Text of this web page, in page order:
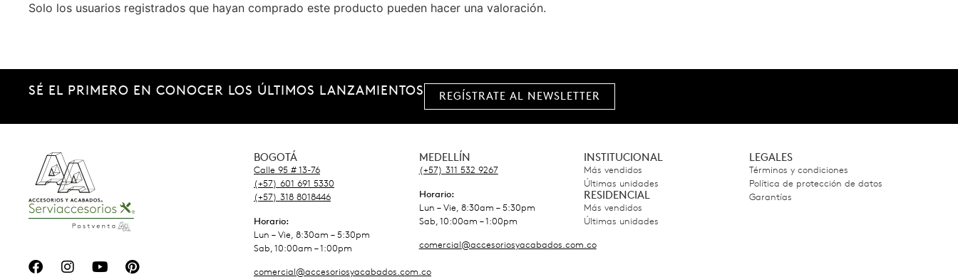
Solo los usuarios registrados que hayan comprado este producto pueden hacer una valoración.
SÉ EL PRIMERO EN CONOCER LOS ÚLTIMOS LANZAMIENTOS REGÍSTRATE AL NEWSLETTER
BOGOTÁ
Calle 95 # 13-76
(+57) 601 691 5330
(+57) 318 8018446
Horario:
Lun – Vie, 8:30am – 5:30pm
Sab, 10:00am – 1:00pm
comercial@accesoriosyacabados.com.co
MEDELLÍN
(+57) 311 532 9267
Horario:
Lun – Vie, 8:30am – 5:30pm
Sab, 10:00am – 1:00pm
comercial@accesoriosyacabados.com.co
INSTITUCIONAL
Más vendidos
Últimas unidades
RESIDENCIAL
Más vendidos
Últimas unidades
LEGALES
Términos y condiciones
Política de protección de datos
Garantías